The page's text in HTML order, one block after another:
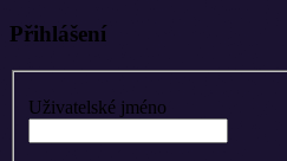
Přihlášení
Uživatelské jméno